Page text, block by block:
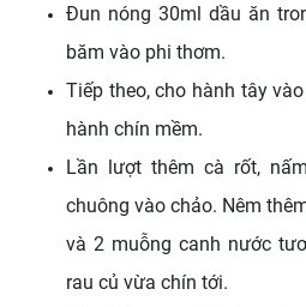
Đun nóng 30ml dầu ăn
băm vào phi thơm.
Tiếp theo, cho hành tây
hành chín mềm.
Lần lượt thêm cà rốt,
chuông vào chảo. Nêm
và 2 muỗng canh nước
rau củ vừa chín tới.